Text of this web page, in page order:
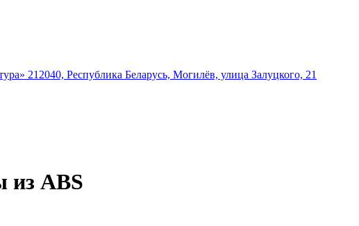
212040, Республика Беларусь, Могилёв, улица Залуцкого, 21
из ABS